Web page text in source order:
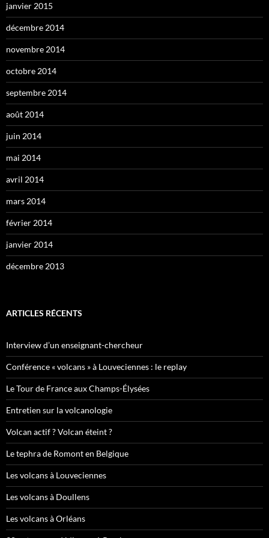
janvier 2015
décembre 2014
novembre 2014
octobre 2014
septembre 2014
août 2014
juin 2014
mai 2014
avril 2014
mars 2014
février 2014
janvier 2014
décembre 2013
ARTICLES RÉCENTS
Interview d’un enseignant-chercheur
Conférence « volcans » à Louveciennes : le replay
Le Tour de France aux Champs-Élysées
Entretien sur la volcanologie
Volcan actif ? Volcan éteint ?
Le tephra de Romont en Belgique
Les volcans à Louveciennes
Les volcans à Doullens
Les volcans à Orléans